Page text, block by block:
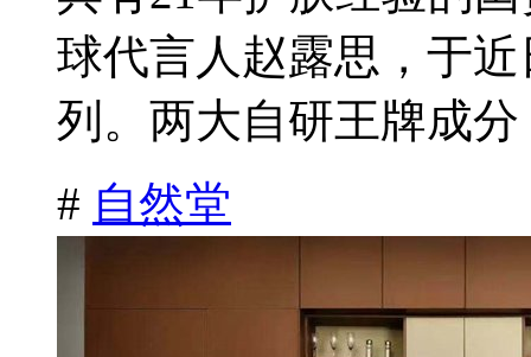
球代言人赵露思，于
列。两大自研王牌成
# 自然堂